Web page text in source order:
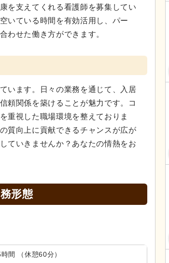
を支えてくれる看護師を募集してい
いている時間を有効活用し、パー
わせた働き方ができます。
います。日々の業務を通じて、入居
頼関係を築けることが魅力です。コ
重視した職場環境を整えておりま
質向上に貢献できるチャンスが広が
ていきませんか？あなたの情熱をお
形態
間 （休憩60分）